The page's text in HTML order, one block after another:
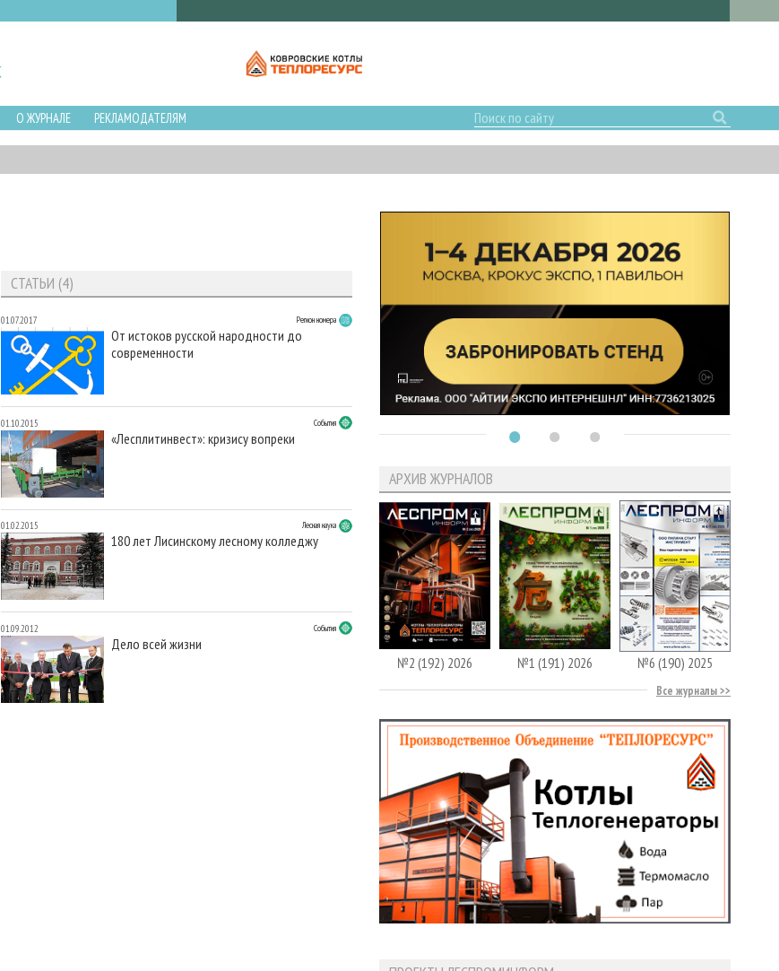
О ЖУРНАЛЕ РЕКЛАМОДАТЕЛЯМ
СТАТЬИ (4)
01.07.2017 Регион номера
От истоков русской народности до
современности
01.10.2015 События
«Лесплитинвест»: кризису вопреки
01.02.2015 Лесная наука
180 лет Лисинскому лесному колледжу
01.09.2012 События
Дело всей жизни
АРХИВ ЖУРНАЛОВ
№2 (192) 2026 №1 (191) 2026 №6 (190) 2025
Все журналы